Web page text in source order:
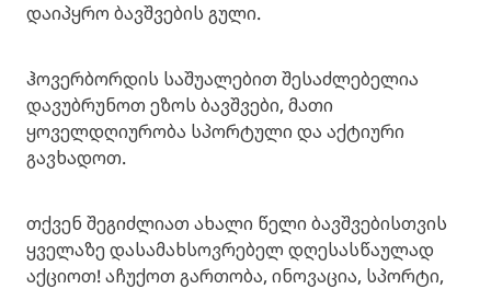
დაიპყრო ბავშვების გული.
ჰოვერბორდის საშუალებით შესაძლებელია
დავუბრუნოთ ეზოს ბავშვები, მათი
ყოველდღიურობა სპორტული და აქტიური
გავხადოთ.
თქვენ შეგიძლიათ ახალი წელი ბავშვებისთვის
ყველაზე დასამახსოვრებელ დღესასწაულად
აქციოთ! აჩუქოთ გართობა, ინოვაცია, სპორტი,